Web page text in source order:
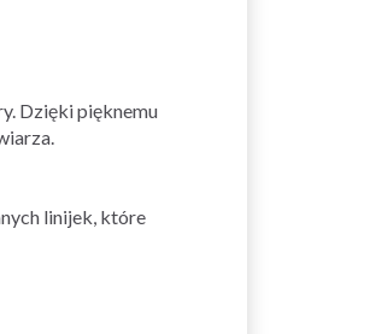
Dzięki pięknemu
linijek, które